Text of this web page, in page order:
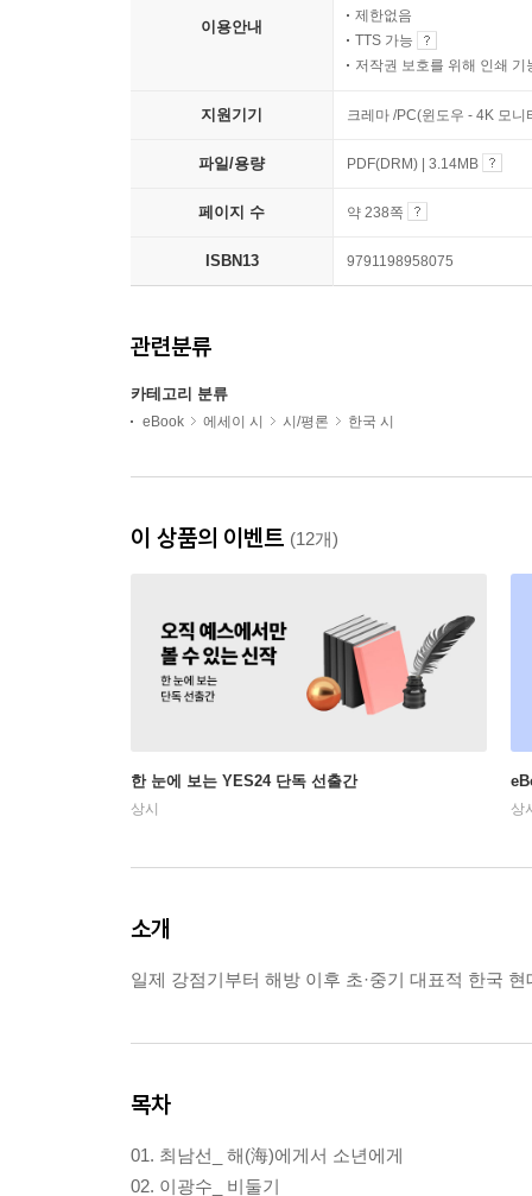
이용안내
제한없음
TTS 가능
저작권 보호를 위해 인쇄 기
지원기기 크레마 /PC(윈도우 - 4K 모
파일/용량 PDF(DRM) | 3.14MB
페이지 수 약 238쪽
ISBN13 9791198958075
관련분류
카테고리 분류
eBook 에세이 시 시/평론 한국 시
이 상품의 이벤트 (12개)
한 눈에 보는 YES24 단독 선출간
상시 상
소개
일제 강점기부터 해방 이후 초·중기 대표적 한국
목차
01. 최남선_ 해(海)에게서 소년에게
02. 이광수_ 비둘기